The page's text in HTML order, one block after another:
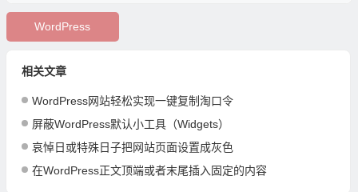
WordPress
相关文章
WordPress网站轻松实现一键复制淘口令
屏蔽WordPress默认小工具（Widgets）
哀悼日或特殊日子把网站页面设置成灰色
在WordPress正文顶端或者末尾插入固定的内容